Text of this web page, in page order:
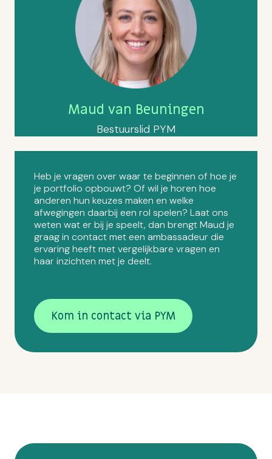
Heb je vragen over waar te beginnen of hoe je
je portfolio opbouwt? Of wil je horen hoe
anderen hun keuzes maken en welke
afwegingen daarbij een rol spelen? Laat ons
weten wat er bij je speelt, dan brengt Maud je
graag in contact met een ambassadeur die
ervaring heeft met vergelijkbare vragen en
haar inzichten met je deelt.
Kom in contact via PYM
Maud van Beuningen
Bestuurslid PYM